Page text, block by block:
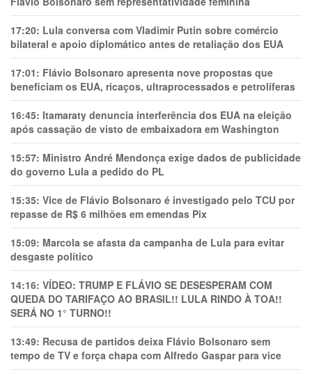
17:20: Lula conversa com Vladimir Putin sobre comércio
bilateral e apoio diplomático antes de retaliação dos EUA
17:01: Flávio Bolsonaro apresenta nove propostas que
beneficiam os EUA, ricaços, ultraprocessados e petrolíferas
16:45: Itamaraty denuncia interferência dos EUA na eleição
após cassação de visto de embaixadora em Washington
15:57: Ministro André Mendonça exige dados de publicidade
do governo Lula a pedido do PL
15:35: Vice de Flávio Bolsonaro é investigado pelo TCU por
repasse de R$ 6 milhões em emendas Pix
15:09: Marcola se afasta da campanha de Lula para evitar
desgaste político
14:16: VÍDEO: TRUMP E FLÁVIO SE DESESPERAM COM
QUEDA DO TARIFAÇO AO BRASIL!! LULA RINDO À TOA!!
SERÁ NO 1° TURNO!!
13:49: Recusa de partidos deixa Flávio Bolsonaro sem
tempo de TV e força chapa com Alfredo Gaspar para vice